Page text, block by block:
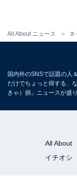
All About ニュース ネ
国内外のSNSで話題の人
だけでちょっと得する、
きゃ）損」ニュースが盛
All About
イチオシ